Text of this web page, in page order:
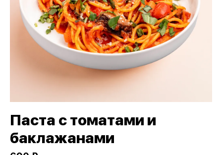
Паста с томатами и
баклажанами